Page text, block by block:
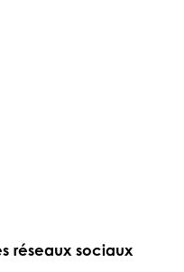
réseaux sociaux